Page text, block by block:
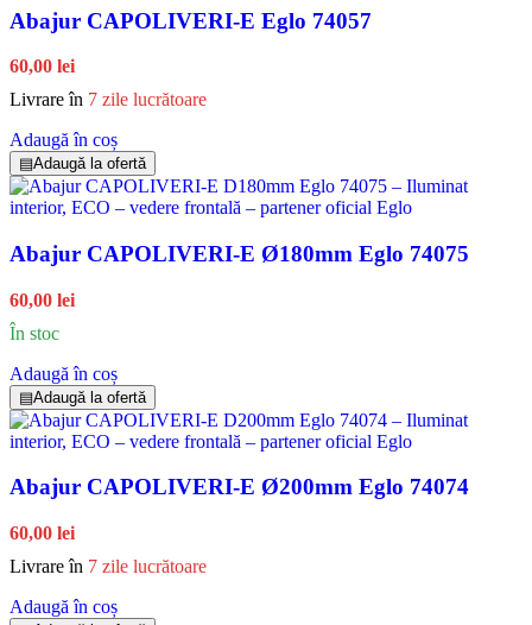
Abajur CAPOLIVERI-E Eglo 74057
60,00 lei
Livrare în 7 zile lucrătoare
Adaugă în coș
▤Adaugă la ofertă
Abajur CAPOLIVERI-E Ø180mm Eglo 74075
60,00 lei
În stoc
Adaugă în coș
▤Adaugă la ofertă
Abajur CAPOLIVERI-E Ø200mm Eglo 74074
60,00 lei
Livrare în 7 zile lucrătoare
Adaugă în coș